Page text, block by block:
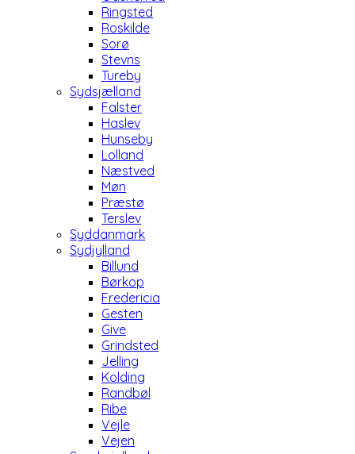
Ringsted
Roskilde
Sorø
Stevns
Tureby
Sydsjælland
Falster
Haslev
Hunseby
Lolland
Næstved
Møn
Præstø
Terslev
Syddanmark
Sydjylland
Billund
Børkop
Fredericia
Gesten
Give
Grindsted
Jelling
Kolding
Randbøl
Ribe
Vejle
Vejen